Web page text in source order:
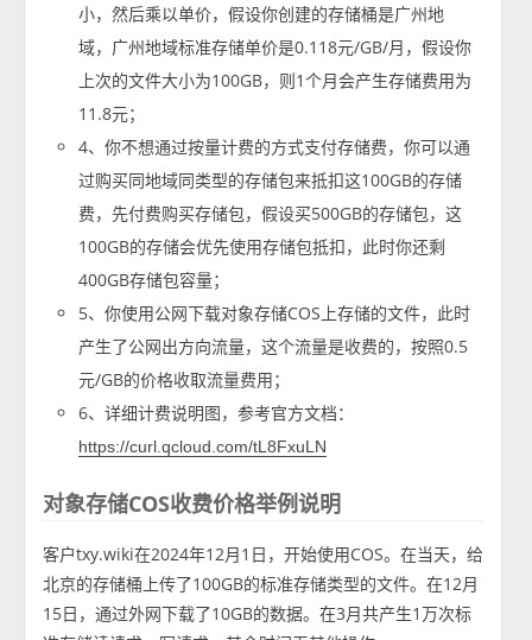
小，然后乘以单价，假设你创建的存储桶是广州地
域，广州地域标准存储单价是0.118元/GB/月，假设你
上次的文件大小为100GB，则1个月会产生存储费用为
11.8元；
4、你不想通过按量计费的方式支付存储费，你可以通
过购买同地域同类型的存储包来抵扣这100GB的存储
费，先付费购买存储包，假设买500GB的存储包，这
100GB的存储会优先使用存储包抵扣，此时你还剩
400GB存储包容量；
5、你使用公网下载对象存储COS上存储的文件，此时
产生了公网出方向流量，这个流量是收费的，按照0.5
元/GB的价格收取流量费用；
6、详细计费说明图，参考官方文档：
https://curl.qcloud.com/tL8FxuLN
对象存储COS收费价格举例说明
客户txy.wiki在2024年12月1日，开始使用COS。在当天，给
北京的存储桶上传了100GB的标准存储类型的文件。在12月
15日，通过外网下载了10GB的数据。在3月共产生1万次标